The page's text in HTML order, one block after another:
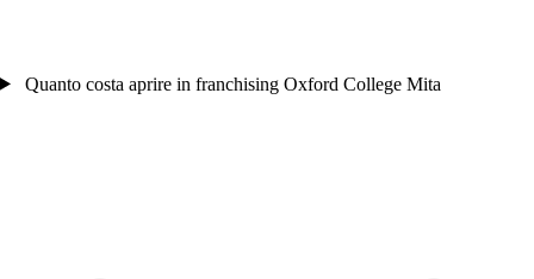
Quanto costa aprire in franchising Oxford College Mita